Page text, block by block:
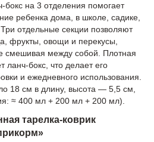
бокс на 3 отделения помогает
ребенка дома, в школе, садике,
отдельные секции позволяют
фрукты, овощи и перекусы,
смешивая между собой. Плотная
ланч-бокс, что делает его
и ежедневного использования.
18 см в длину, высота — 5,5 см,
≈ 400 мл + 200 мл + 200 мл).
тарелка-коврик